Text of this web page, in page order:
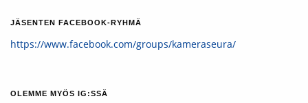
JÄSENTEN FACEBOOK-RYHMÄ
https://www.facebook.com/groups/kameraseura/
OLEMME MYÖS IG:SSÄ